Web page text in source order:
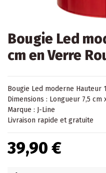
Bougie Led
cm en Verre
Bougie Led moderne Hauteur
Dimensions : Longueur 7,5 cm
Marque : J-Line
Livraison rapide et gratuite
39,90 €